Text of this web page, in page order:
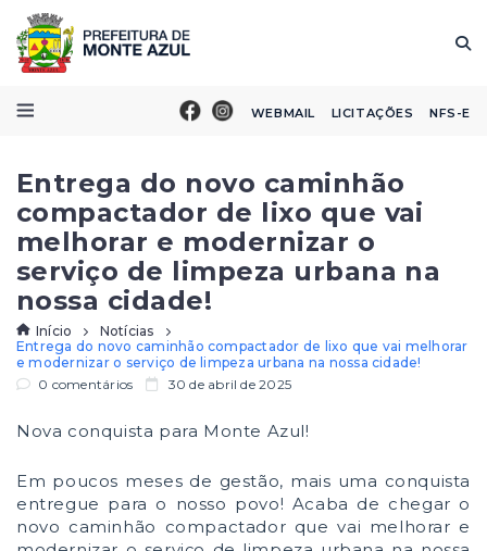
WEBMAIL LICITAÇÕES NFS-E
Entrega do novo caminhão
compactador de lixo que vai
melhorar e modernizar o
serviço de limpeza urbana na
nossa cidade!
Início
Notícias
Entrega do novo caminhão compactador de lixo que vai melhorar
e modernizar o serviço de limpeza urbana na nossa cidade!
0 comentários
30 de abril de 2025
Nova conquista para Monte Azul!
Em poucos meses de gestão, mais uma conquista
entregue para o nosso povo! Acaba de chegar o
novo caminhão compactador que vai melhorar e